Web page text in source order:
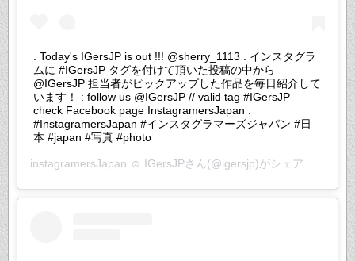
. Today's IGersJP is out !!! @sherry_1113 . インスタグラ
ムに #IGersJP タグを付けて頂いた投稿の中から
@IGersJP 担当者がピックアップした作品を毎日紹介して
います！ : follow us @IGersJP // valid tag #IGersJP
check Facebook page InstagramersJapan :
#InstagramersJapan #インスタグラマーズジャパン #日
本 #japan #写真 #photo
instagramersJapan ☺︎ IGersJPさん(@igersjp)がシェアした投稿 –